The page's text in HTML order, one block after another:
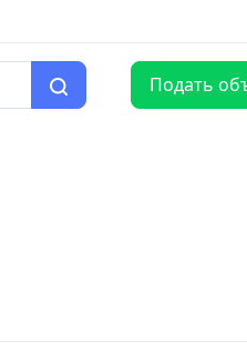
Подать